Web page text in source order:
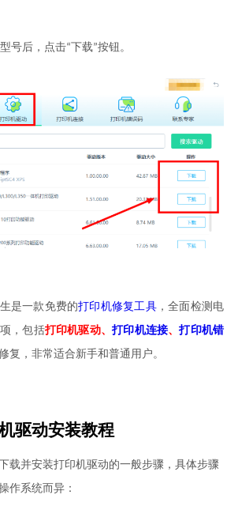
号后，点击“下载”按钮。
是一款免费的打印机修复工具，全面检测电
，包括打印机驱动、打印机连接、打印机错
复，非常适合新手和普通用户。
驱动安装教程
载并安装打印机驱动的一般步骤，具体步骤
作系统而异：